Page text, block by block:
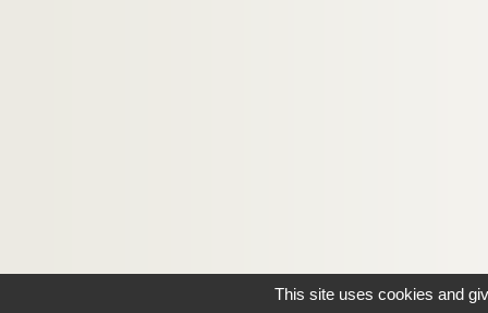
This site uses cookies and